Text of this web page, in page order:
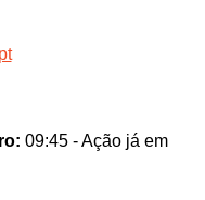
09:45 - Ação já em